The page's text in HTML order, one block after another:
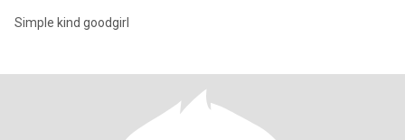
Simple kind goodgirl